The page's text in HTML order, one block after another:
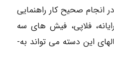
انجام صحیح کار راهنمایی
فلاپی، فیش­ های سه
پایه تلفن و … . برخی از مثال­های این دسته می تواند به­